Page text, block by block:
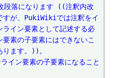
段落になります ((注釈内改
すが、PukiWikiでは注釈をイ
ライン要素として記述する必
素の子要素にはできないこ
ります。))。
イン要素の子要素になること